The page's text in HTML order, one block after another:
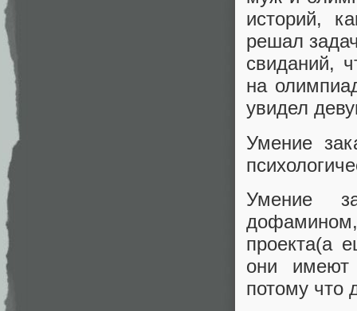
историй,
решал
свиданий,
на
увидел
Умение
Умение
проекта(а
они имеют
потому что